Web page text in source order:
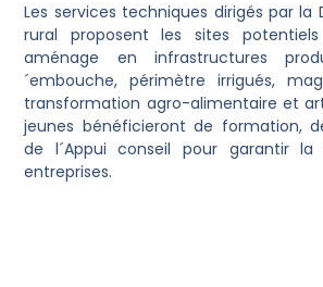
Les services techniques dirigés par la
rural proposent les sites
aménage en infrastructures
´embouche, périmètre irrigués,
transformation agro-alimentaire et
jeunes bénéficieront de formation,
de l´Appui conseil pour garantir la
entreprises.